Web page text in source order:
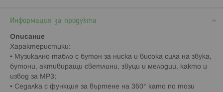
Информация за продукта
Описание
Характеристики:
• Музикално табло с бутон за ниска и висока сила на звука,
бутони, активиращи светлини, звуци и мелодии, както и
извод за MP3;
• Седалка с функция за въртене на 360° като по този